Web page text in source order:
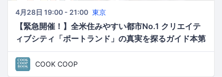
4月28日 19:00 - 21:00 東京
【緊急開催！】全米住みやすい都市No.1 クリエイテ
ィブシティ「ポートランド」の真実を探るガイド本第
２弾！『TRUE PORTLAND』発売直前イベント〜ポ
ートランドを食べよう！とっておきのレシピ〜
COOK COOP